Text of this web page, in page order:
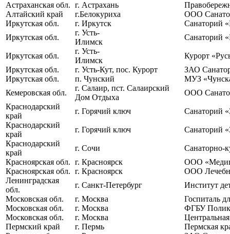
Астраханская обл. г. Астрахань
Алтайский край
г.Белокуриха
ООО
Иркутская обл.
г. Иркутск
Санаторий
Иркутская обл.
г. Усть-
Илимск
Санаторий
Иркутская обл.
г. Усть-
Илимск
Курорт
Иркутская обл.
г. Усть-Кут, пос. Курорт
ЗАО
Иркутская обл.
п. Чунский
МУЗ
Кемеровская обл.
г. Салаир, пст. Салаирский
Дом Отдыха
ООО
Краснодарский
край
г. Горячий ключ
Санаторий
Краснодарский
край
г. Горячий ключ
Санаторий
Краснодарский
край
г. Сочи
Санаторно-
Красноярская обл. г. Красноярск
ООО
Красноярская обл. г. Красноярск
ООО
Ленинградская
обл.
г. Санкт-Петербург
Институт
Московская обл.
г. Москва
Госпиталь
Московская обл.
г. Москва
ФГБУ
Московская обл.
г. Москва
Пермский край
г. Пермь
Пермская